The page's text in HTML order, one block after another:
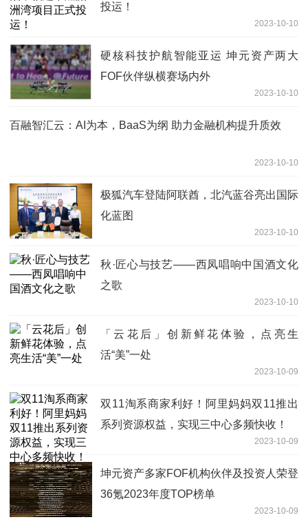
投运！
2023-10-10
硬核科技护航智能亚运 坤元资产两大
FOF伙伴纵横赛场内外
2023-10-10
百融智汇云：AI为本，BaaS为纲 助力金融机构提升质效
2023-10-10
极狐汽车登陆阿联酋，北汽蓝谷亮出国际
化蓝图
2023-10-10
秋·匠心与技艺——西凤唱响中国酒文化
之歌
2023-10-10
「云花后」创新鲜花体验，点亮生
活“美”一处
2023-10-09
双11淘系商家利好！阿里妈妈双11推出
系列资源权益，实现三中心多频快收！
2023-10-09
坤元资产多家FOF机构伙伴及投资人荣登
36氪2023年度TOP榜单
2023-10-09